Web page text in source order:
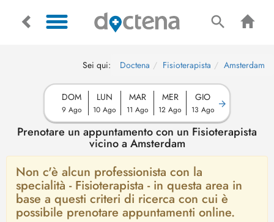
Sei qui: Doctena Fisioterapista Amsterdam
DOM
9 Ago
LUN
10 Ago
MAR
11 Ago
MER
12 Ago
GIO
13 Ago
Prenotare un appuntamento con un Fisioterapista
vicino a Amsterdam
Non c'è alcun professionista con la
specialità - Fisioterapista - in questa area in
base a questi criteri di ricerca con cui è
possibile prenotare appuntamenti online.